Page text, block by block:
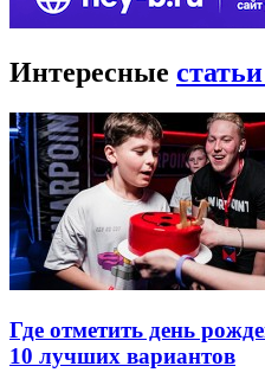
Интересные
Где отметить день
10 лучших вариантов